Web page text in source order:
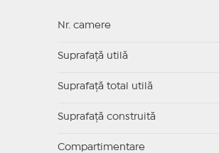
Nr. camere
Suprafaţă utilă
Suprafaţă total utilă
Suprafaţă construită
Compartimentare